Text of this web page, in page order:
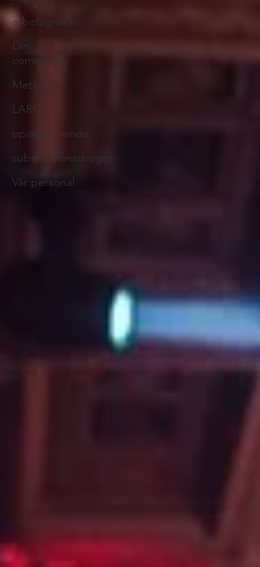
arbetsgivare
Din
community
Metadon
LARO
opiatberoende
substitutionsdroger
Vår personal